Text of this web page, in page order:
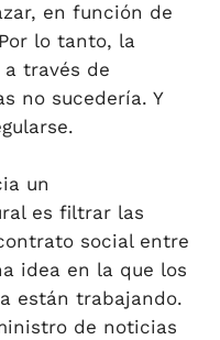
en función de
lo tanto, la
través de
no sucedería. Y
un
es filtrar las
social entre
idea en la que los
están trabajando.
de noticias